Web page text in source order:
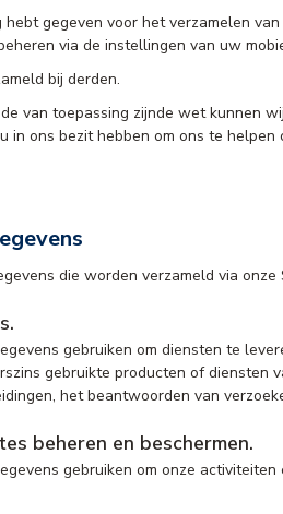
gegeven voor het verzamelen
via de instellingen van uw
bij derden.
van toepassing zijnde wet kunnen
in ons bezit hebben om ons te
die worden verzameld via
gebruiken om diensten te
gebruikte producten of
het beantwoorden van
beheren en beschermen.
gebruiken om onze